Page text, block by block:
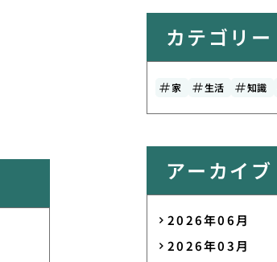
カテゴリー
家 生活 知識
アーカイブ
2026年06月
2026年03月